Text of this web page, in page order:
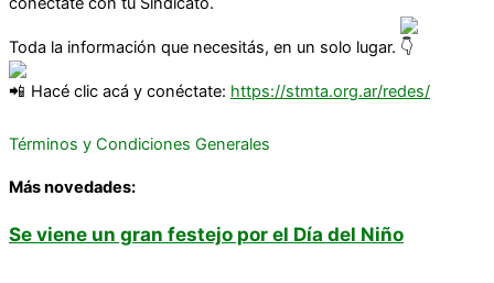
Toda la información que necesitás, en un solo lugar.
Hacé clic acá y conéctate: https://stmta.org.ar/redes/
Términos y Condiciones Generales
Más novedades:
Se viene un gran festejo por el Día del Niño